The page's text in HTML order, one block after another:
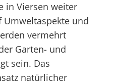
in Viersen weiter
und
vermehrt
Garten- und
sein. Das
natürlicher